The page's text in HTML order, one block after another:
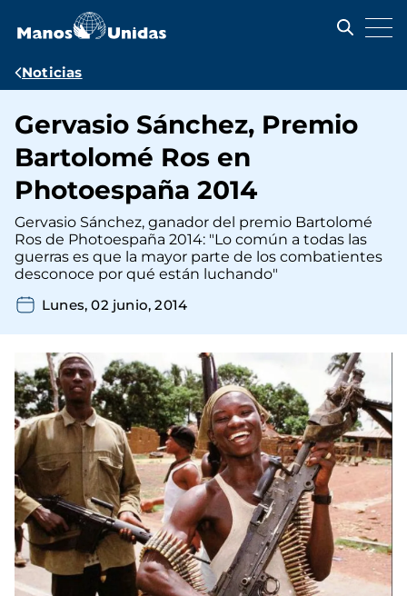
contenido
Ruta
navegación
Noticias
Gervasio Sánchez, Premio
Bartolomé Ros en
Photoespaña 2014
Gervasio Sánchez, ganador del premio Bartolomé
Ros de Photoespaña 2014: "Lo común a todas las
guerras es que la mayor parte de los combatientes
desconoce por qué están luchando"
Lunes, 02 junio, 2014